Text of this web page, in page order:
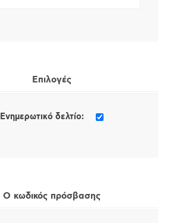
Επιλογές
Ενημερωτικό δελτίο:
Ο κωδικός πρόσβασης